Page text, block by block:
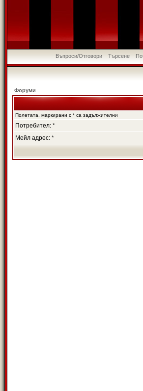
Въпроси/Отговори Търсене
Форуми
Полетата, маркирани с * са задължителни
Потребител: *
Мейл адрес: *